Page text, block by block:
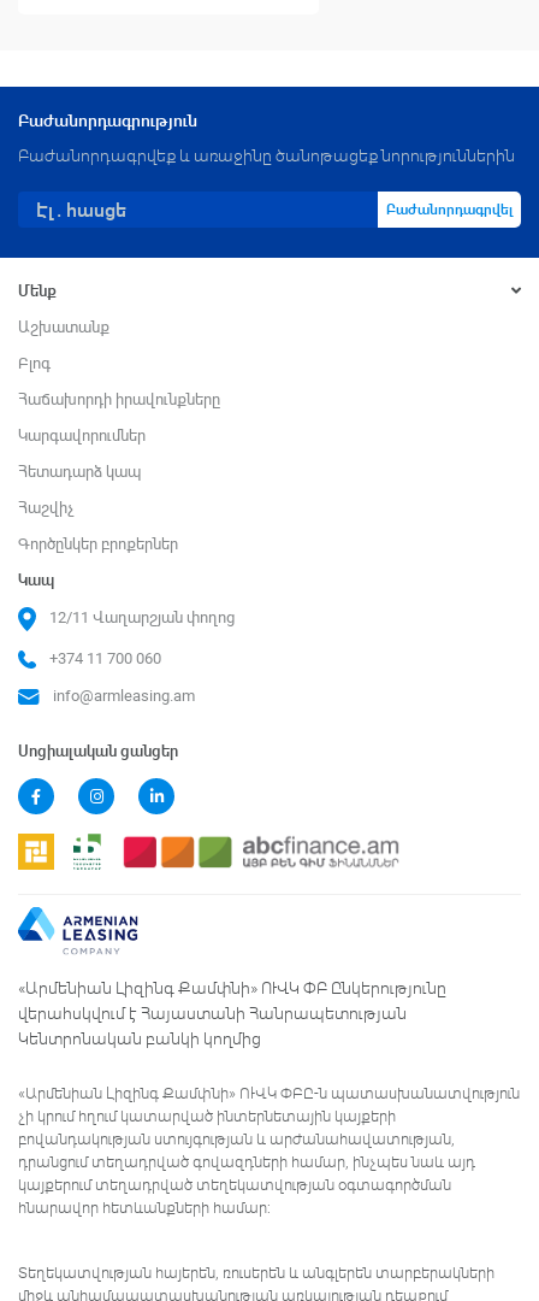
Բաժանորդագրություն
Բաժանորդագրվեք և առաջինը ծանոթացեք նորություններին
Բաժանորդագրվել
Մենք
Աշխատանք
Բլոգ
Հաճախորդի իրավունքները
Կարգավորումներ
Հետադարձ կապ
Հաշվիչ
Գործընկեր բրոքերներ
Կապ
12/11 Վաղարշյան փողոց
+374 11 700 060
info@armleasing.am
Սոցիալական ցանցեր
«Արմենիան Լիզինգ Քամփնի» ՈՒՎԿ ՓԲ Ընկերությունը
վերահսկվում է Հայաստանի Հանրապետության
Կենտրոնական բանկի կողմից
«Արմենիան Լիզինգ Քամփնի» ՈՒՎԿ ՓԲԸ-ն պատասխանատվություն
չի կրում հղում կատարված ինտերնետային կայքերի
բովանդակության ստույգության և արժանահավատության,
դրանցում տեղադրված գովազդների համար, ինչպես նաև այդ
կայքերում տեղադրված տեղեկատվության օգտագործման
հնարավոր հետևանքների համար:
Տեղեկատվության հայերեն, ռուսերեն և անգլերեն տարբերակների
միջև անհամապատասխանության առկայության դեպքում